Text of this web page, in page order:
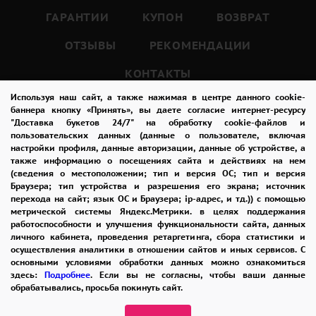
Используя наш сайт, а также нажимая в центре данного cookie-
баннера кнопку «Принять», вы даете согласие интернет-ресурсу
"Доставка букетов 24/7" на обработку cookie-файлов и
пользовательских данных (данные о пользователе, включая
настройки профиля, данные авторизации, данные об устройстве, а
также информацию о посещениях сайта и действиях на нем
(сведения о местоположении; тип и версия ОС; тип и версия
Браузера; тип устройства и разрешения его экрана; источник
перехода на сайт; язык ОС и Браузера; ip-адрес, и тд.)) с помощью
метрической системы Яндекс.Метрики. в целях поддержания
работоспособности и улучшения функциональности сайта, данных
личного кабинета, проведения ретаргетинга, сбора статистики и
осуществления аналитики в отношении сайтов и иных сервисов. С
основными условиями обработки данных можно ознакомиться
здесь: Подробнее. Если вы не согласны, чтобы ваши данные
обрабатывались, просьба покинуть сайт.
возможностях и новых горизонтах.
И каждый раз вы будете понимать, что
красота - это нечто большее, чем просто
цветы.
101 роза роза 70 см - это не просто букет, это
возможность увидеть красоту во всем.
Это возможность поверить в свои силы и в
свои возможности.
Это возможность увидеть мир с новой
стороны и понять, что все возможно.
ГАРАНТИИ
КУПОН
ВОЗВРАТ
ОТЗЫВЫ
РЕКОМЕНДАЦИИ
КОНТАКТЫ
8-965-242-37-47
ЗАКАЗАТЬ ЗВОНОК
admin@buket24delivery.ru
ул. Кирова д. 46
ПОЛИТИКА КОНФИДЕНЦИАЛЬНОСТИ